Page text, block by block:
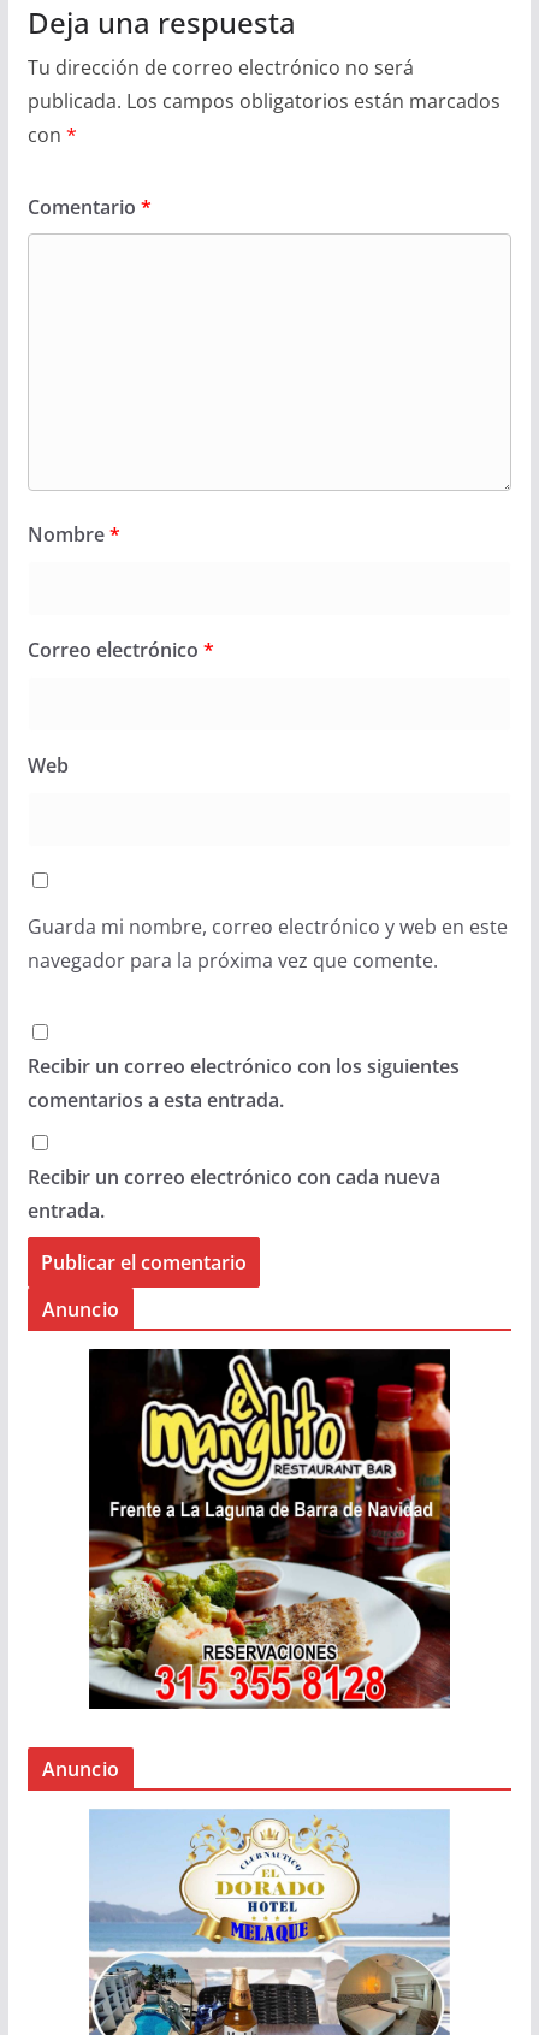
Deja una respuesta
Tu dirección de correo electrónico no será
publicada. Los campos obligatorios están marcados
con *
Comentario *
Nombre*
Correo electrónico *
Web
Guarda mi nombre, correo electrónico y web en este
navegador para la próxima vez que comente.
Recibir un correo electrónico con los siguientes
comentarios a esta entrada.
Recibir un correo electrónico con cada nueva
entrada.
Anuncio
Anuncio